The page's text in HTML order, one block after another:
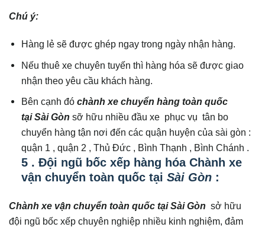
Chú ý:
Hàng lẻ sẽ được ghép ngay trong ngày nhận hàng.
Nếu thuê xe chuyên tuyến thì hàng hóa sẽ được giao
nhận theo yêu cầu khách hàng.
Bên cạnh đóchành xe chuyển hàng toàn quốc
tại Sài Gònsỡ hữu nhiều đầu xe phục vụ tân bo
chuyển hàng tận nơi đến các quận huyện của sài gòn :
quận 1 , quận 2 , Thủ Đức , Bình Thạnh , Bình Chánh .
5 . Đội ngũ bốc xếp hàng hóa Chành xe
vận chuyển toàn quốc tạiSài Gòn :
Chành xe vận chuyển toàn quốc tại Sài Gòn sở hữu
đội ngũ bốc xếp chuyên nghiệp nhiều kinh nghiệm, đảm